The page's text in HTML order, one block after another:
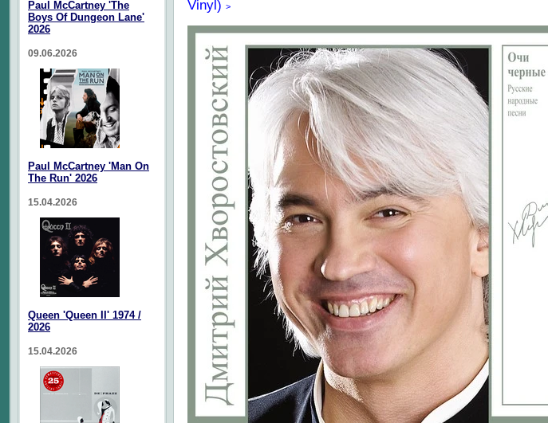
Vinyl) >
Paul McCartney 'The
Boys Of Dungeon Lane'
2026
09.06.2026
Paul McCartney 'Man On
The Run' 2026
15.04.2026
Queen 'Queen II' 1974 /
2026
15.04.2026